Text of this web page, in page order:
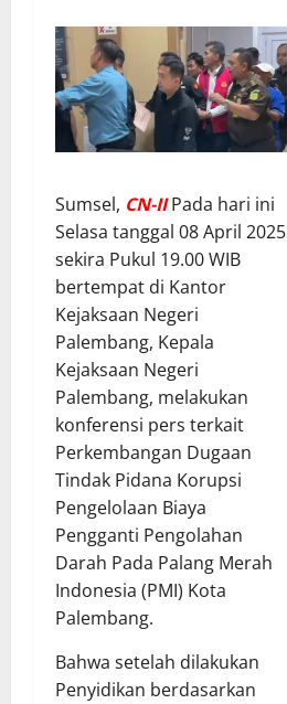
Sumsel, CN-IIPada hari ini
Selasa tanggal 08 April 2025
sekira Pukul 19.00 WIB
bertempat di Kantor
Kejaksaan Negeri
Palembang, Kepala
Kejaksaan Negeri
Palembang, melakukan
konferensi pers terkait
Perkembangan Dugaan
Tindak Pidana Korupsi
Pengelolaan Biaya
Pengganti Pengolahan
Darah Pada Palang Merah
Indonesia (PMI) Kota
Palembang.
Bahwa setelah dilakukan
Penyidikan berdasarkan